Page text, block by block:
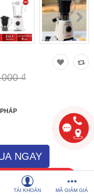
TÀI KHOẢN MÃ GIẢM GIÁ
₫